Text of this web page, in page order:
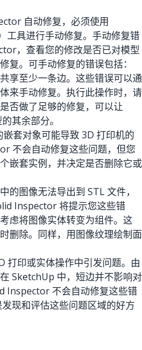
自动修复，必须使用
工具进行手动修复。手动修复错
，查看您的修改是否已对模型
复。可手动修复的错误包括：
享至少一条边。这些错误可以通
来手动修复。执行此操作时，请
否做了足够的修复，可以让
其余部分。
套对象可能导致 3D 打印机的
不会自动修复这些问题，但您
嵌套实例，并决定是否删除它或
的图像无法导出到 STL 文件，
Inspector 将提示您这些错
虑将图像实体转变为组件。这
删除。同样，用图像纹理绘制面
打印或实体操作中引发问题。由
SketchUp 中，短边并不影响对
Inspector 不会自动修复这些错
现和评估这些问题区域的好方